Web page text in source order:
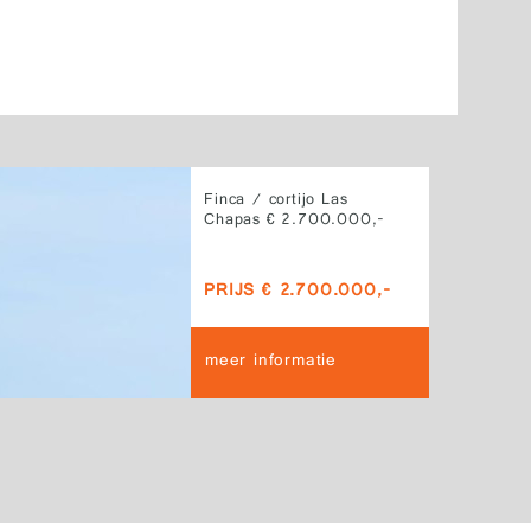
Finca / cortijo Las
Chapas € 2.700.000,-
PRIJS € 2.700.000,-
meer informatie